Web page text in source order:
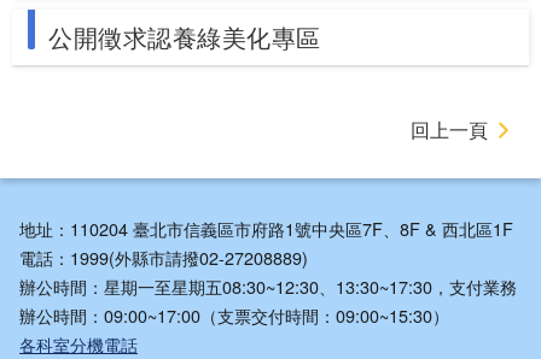
公開徵求認養綠美化專區
回上一頁
地址：110204 臺北市信義區市府路1號中央區7F、8F & 西北區1F
電話：1999(外縣市請撥02-27208889)
辦公時間：星期一至星期五08:30~12:30、13:30~17:30，支付業務
辦公時間：09:00~17:00（支票交付時間：09:00~15:30）
各科室分機電話